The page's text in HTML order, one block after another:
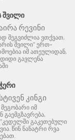
ᲨᲕᲘᲚᲘ
რევინი
შეგვიძლია ვთქვათ,
შვილი" ერთ-
იმ ათეულიდან,
გავლენა
სტივენ კინგი
იმ
გაემგზავრება,
გაკეთებული
წინ ნანატრი რვა